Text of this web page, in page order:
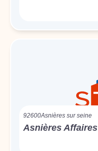
92600Asnières sur seine
Asnières Affaires